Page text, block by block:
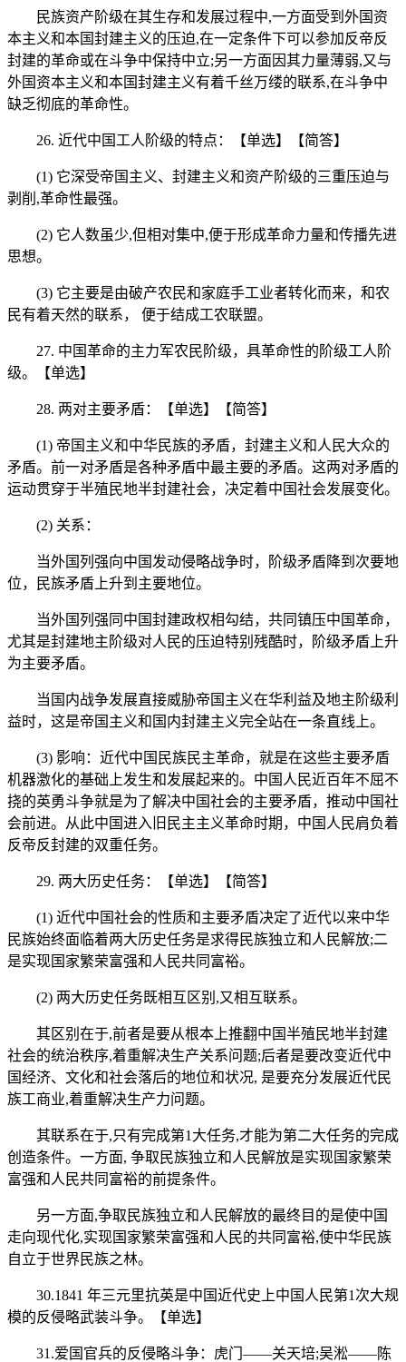
民族资产阶级在其生存和发展过程中,一方面受到外国资
本主义和本国封建主义的压迫,在一定条件下可以参加反帝反
封建的革命或在斗争中保持中立;另一方面因其力量薄弱,又与
外国资本主义和本国封建主义有着千丝万缕的联系,在斗争中
缺乏彻底的革命性。
26. 近代中国工人阶级的特点：【单选】【简答】
(1) 它深受帝国主义、封建主义和资产阶级的三重压迫与
剥削,革命性最强。
(2) 它人数虽少,但相对集中,便于形成革命力量和传播先进
思想。
(3) 它主要是由破产农民和家庭手工业者转化而来，和农
民有着天然的联系， 便于结成工农联盟。
27. 中国革命的主力军农民阶级，具革命性的阶级工人阶
级。【单选】
28. 两对主要矛盾：【单选】【简答】
(1) 帝国主义和中华民族的矛盾，封建主义和人民大众的
矛盾。前一对矛盾是各种矛盾中最主要的矛盾。这两对矛盾的
运动贯穿于半殖民地半封建社会，决定着中国社会发展变化。
(2) 关系：
当外国列强向中国发动侵略战争时，阶级矛盾降到次要地
位，民族矛盾上升到主要地位。
当外国列强同中国封建政权相勾结，共同镇压中国革命，
尤其是封建地主阶级对人民的压迫特别残酷时，阶级矛盾上升
为主要矛盾。
当国内战争发展直接威胁帝国主义在华利益及地主阶级利
益时，这是帝国主义和国内封建主义完全站在一条直线上。
(3) 影响：近代中国民族民主革命，就是在这些主要矛盾
机器激化的基础上发生和发展起来的。中国人民近百年不屈不
挠的英勇斗争就是为了解决中国社会的主要矛盾，推动中国社
会前进。从此中国进入旧民主主义革命时期，中国人民肩负着
反帝反封建的双重任务。
29. 两大历史任务：【单选】【简答】
(1) 近代中国社会的性质和主要矛盾决定了近代以来中华
民族始终面临着两大历史任务是求得民族独立和人民解放;二
是实现国家繁荣富强和人民共同富裕。
(2) 两大历史任务既相互区别,又相互联系。
其区别在于,前者是要从根本上推翻中国半殖民地半封建
社会的统治秩序,着重解决生产关系问题;后者是要改变近代中
国经济、文化和社会落后的地位和状况, 是要充分发展近代民
族工商业,着重解决生产力问题。
其联系在于,只有完成第1大任务,才能为第二大任务的完成
创造条件。一方面, 争取民族独立和人民解放是实现国家繁荣
富强和人民共同富裕的前提条件。
另一方面,争取民族独立和人民解放的最终目的是使中国
走向现代化,实现国家繁荣富强和人民的共同富裕,使中华民族
自立于世界民族之林。
30.1841 年三元里抗英是中国近代史上中国人民第1次大规
模的反侵略武装斗争。【单选】
31.爱国官兵的反侵略斗争：虎门——关天培;吴淞——陈